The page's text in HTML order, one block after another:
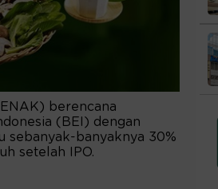
berencana
(BEI) dengan
sebanyak-banyaknya 30%
setelah IPO.